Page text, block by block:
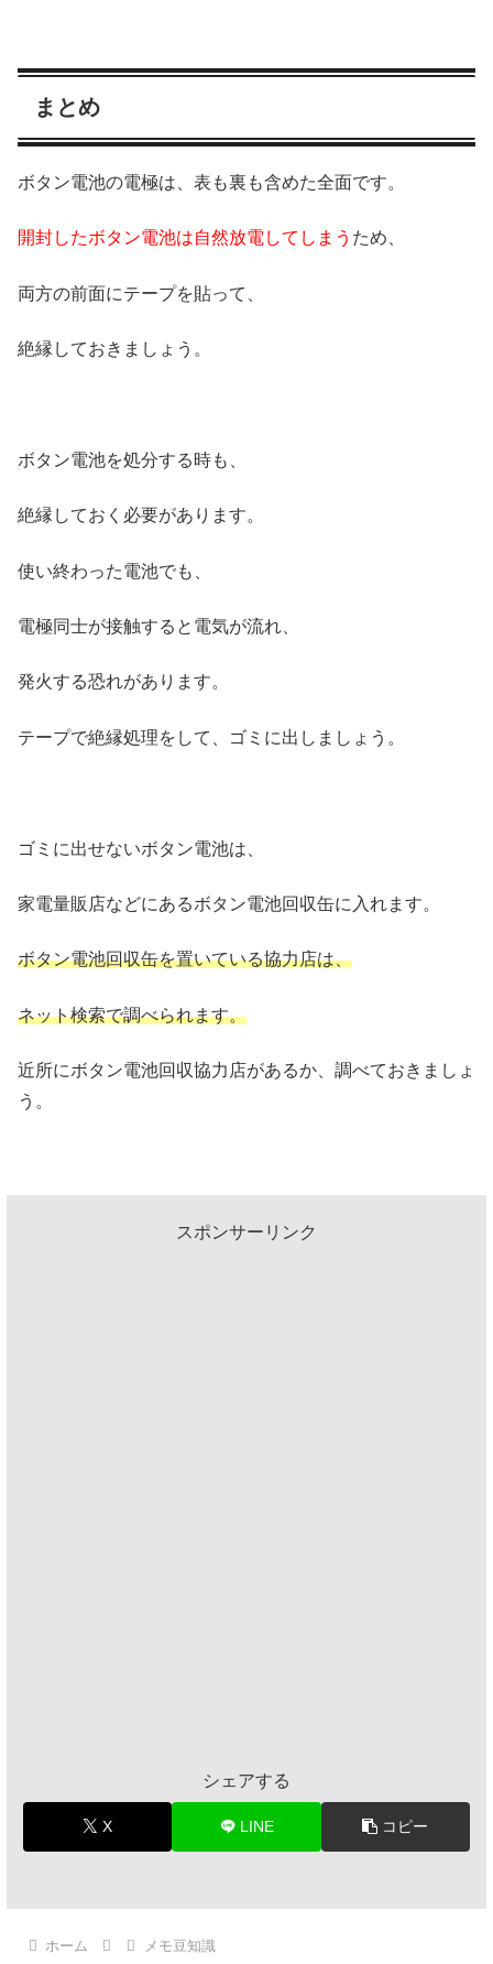
まとめ
ボタン電池の電極は、表も裏も含めた全面です。
開封したボタン電池は自然放電してしまう ため、
両方の前面にテープを貼って、
絶縁しておきましょう。
ボタン電池を処分する時も、
絶縁しておく必要があります。
使い終わった電池でも、
電極同士が接触すると電気が流れ、
発火する恐れがあります。
テープで絶縁処理をして、ゴミに出しましょう。
ゴミに出せないボタン電池は、
家電量販店などにあるボタン電池回収缶に入れます。
ボタン電池回収缶を置いている協力店は、
ネット検索で調べられます。
近所にボタン電池回収協力店があるか、調べておきましょ
う。
スポンサーリンク
シェアする
X LINE コピー
ホーム メモ豆知識